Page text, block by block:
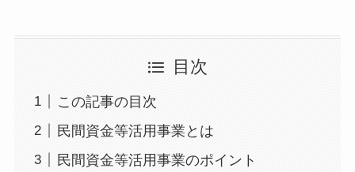
目次
この記事の目次
民間資金等活用事業とは
民間資金等活用事業のポイント